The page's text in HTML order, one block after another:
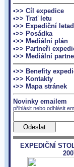
•>> Cíl expedice
•>> Trať letu
•>> Expediční
•>> Posádka
•>> Mediální plán
•>> Partneři
•>> Mediální
•>> Benefity
•>> Kontakty
•>> Mapa stránek
Novinky emailem
přihlásit nebo odhlásit
EXPEDIČNÍ